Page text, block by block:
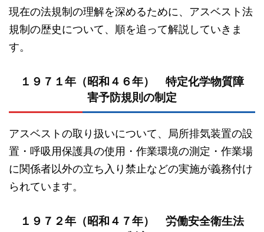
現在の法規制の理解を深めるために、アスベスト法
規制の歴史について、順を追って解説していきま
す。
１９７１年（昭和４６年） 特定化学物質障
害予防規則の制定
アスベストの取り扱いについて、局所排気装置の設
置・呼吸用保護具の使用・作業環境の測定・作業場
に関係者以外の立ち入り禁止などの実施が義務付け
られています。
１９７２年（昭和４７年） 労働安全衛生法